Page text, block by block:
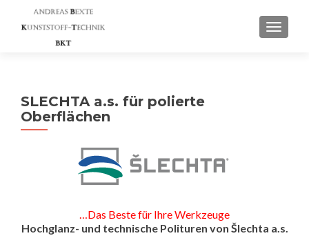
SLECHTA a.s. für polierte
Oberflächen
…Das Beste für Ihre Werkzeuge
Hochglanz- und technische Polituren von Šlechta a.s.